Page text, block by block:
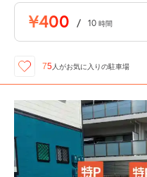
¥400 / 10 時間
75 人がお気に入りの駐車場